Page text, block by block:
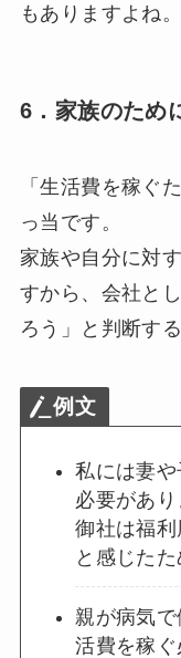
もありますよね。
6．家族のため
「生活費を稼ぐ
っ当です。
家族や自分に対
すから、会社と
ろう」と判断す
例文
私には妻
必要があり
御社は福
と感じたた
親が病気
活費を稼ぐ